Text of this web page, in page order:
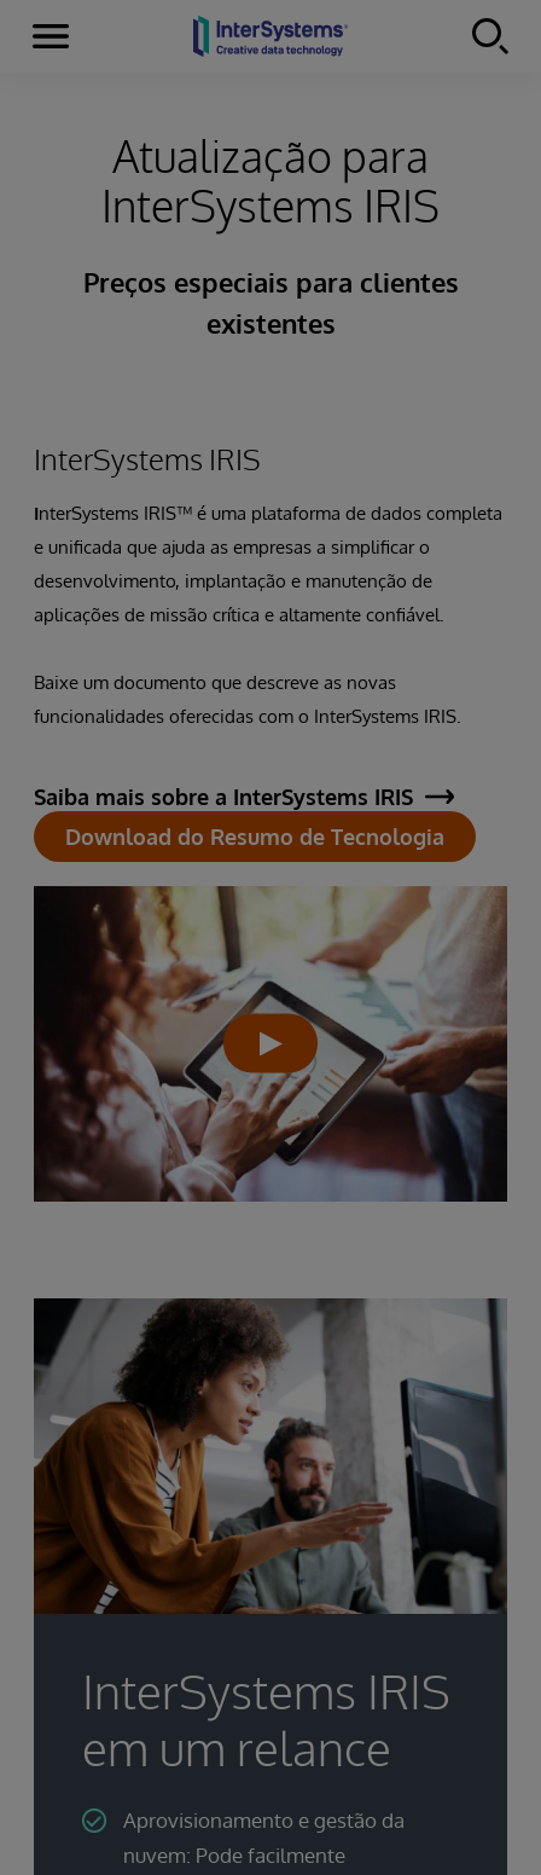
Skip to content
Menu
Atualização para
InterSystems IRIS
Preços especiais para clientes
existentes
InterSystems IRIS
InterSystems IRIS™ é uma plataforma de dados completa
e unificada que ajuda as empresas a simplificar o
desenvolvimento, implantação e manutenção de
aplicações de missão crítica e altamente confiável.
Baixe um documento que descreve as novas
funcionalidades oferecidas com o InterSystems IRIS.
Saiba mais sobre a InterSystems IRIS
Download do Resumo de Tecnologia
InterSystems IRIS
em um relance
Aprovisionamento e gestão da
nuvem: Pode facilmente